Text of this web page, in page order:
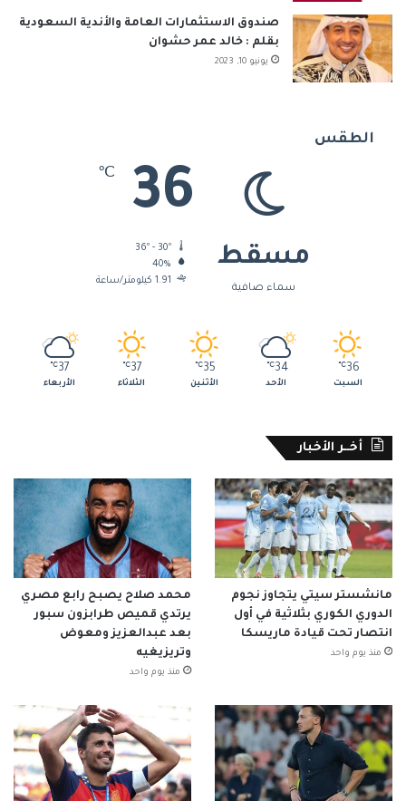
صندوق الاستثمارات العامة والأندية السعودية
بقلم : خالد عمر حشوان
يونيو 10, 2023
الطقس
مسقط
سماء صافية
36
℃
40%
1.91 كيلومتر/ساعة
36
℃
السبت
34
℃
الأحد
35
℃
الأثنين
37
℃
الثلاثاء
37
℃
الأربعاء
أخــر الأخبار
مانشستر سيتي يتجاوز نجوم
الدوري الكوري بثلاثية في أول
انتصار تحت قيادة ماريسكا
منذ يوم واحد
محمد صلاح يصبح رابع مصري
يرتدي قميص طرابزون سبور
بعد عبدالعزيز ومعوض
وتريزيغيه
منذ يوم واحد